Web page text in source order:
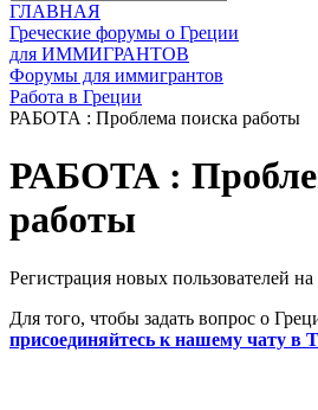
ГЛАВНАЯ
Греческие форумы о Греции
для ИММИГРАНТОВ
Форумы для иммигрантов
Работа в Греции
РАБОТА : Проблема поиска работы
РАБОТА :
работы
Регистрация новых пользователей
Для того, чтобы задать вопрос о
присоединяйтесь к нашему чату в